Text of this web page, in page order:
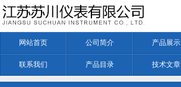
网站首页 公司简介 产品展示
联系我们 产品目录 技术文章